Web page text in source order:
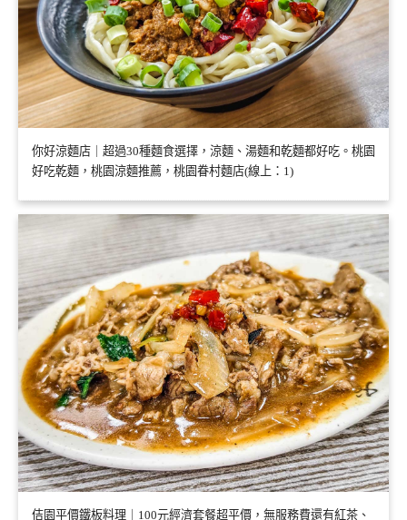
你好涼麵店｜超過30種麵食選擇，涼麵、湯麵和乾麵都好吃。桃園
好吃乾麵，桃園涼麵推薦，桃園眷村麵店(線上：1)
佶園平價鐵板料理｜100元經濟套餐超平價，無服務費還有紅茶、